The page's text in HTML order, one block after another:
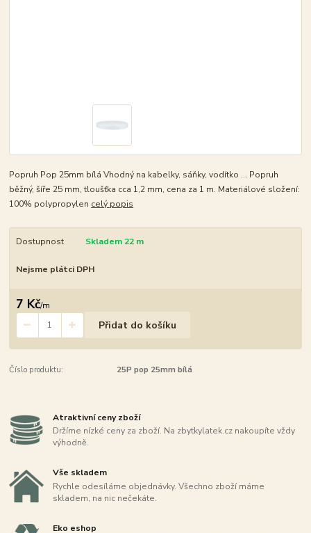
Popruh Pop 25mm bílá Vhodný na kabelky, sáňky, vodítko ... Popruh
běžný, šíře 25 mm, tloušťka cca 1,2 mm, cena za 1 m. Materiálové složení:
100% polypropylen celý popis
Dostupnost Skladem 22 m
Nejsme plátci DPH
7 Kč/m
Přidat do košíku
Číslo produktu: 25P pop 25mm bílá
Atraktivní ceny zboží
Držíme nízké ceny za zboží. Na zbytkylatek.cz nakoupíte vždy
výhodně.
Vše skladem
Rychle odesíláme objednávky. Všechno zboží máme
skladem, na nic nečekáte.
Eko eshop